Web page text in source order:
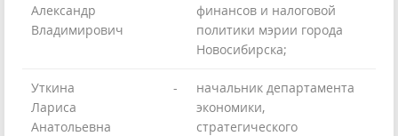
Александр
Владимирович
финансов и налоговой
политики мэрии города
Новосибирска;
Уткина
Лариса
Анатольевна
-
начальник департамента
экономики,
стратегического